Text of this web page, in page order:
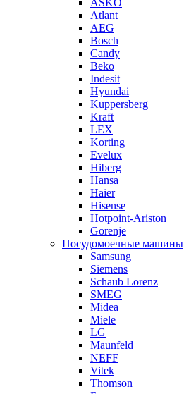
ASKO
Atlant
AEG
Bosch
Candy
Beko
Indesit
Hyundai
Kuppersberg
Kraft
LEX
Korting
Evelux
Hiberg
Hansa
Haier
Hisense
Hotpoint-Ariston
Gorenje
Посудомоечные машины
Samsung
Siemens
Schaub Lorenz
SMEG
Midea
Miele
LG
Maunfeld
NEFF
Vitek
Thomson